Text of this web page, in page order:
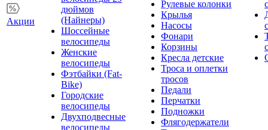
Акции
дюймов
(Найнеры)
Шоссейные
велосипеды
Женские
велосипеды
Фэтбайки (Fat-
Bike)
Городские
велосипеды
Двухподвесные
велосипеды
Рулевые колонки
Крылья
Насосы
Фонари
Корзины
Кресла детские
Троса и оплетки
тросов
Педали
Перчатки
Подножки
Флягодержатели